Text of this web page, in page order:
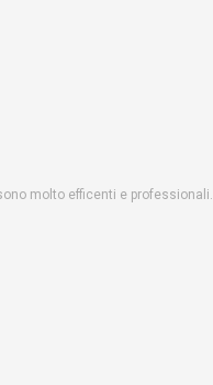
molto efficenti e professionali.